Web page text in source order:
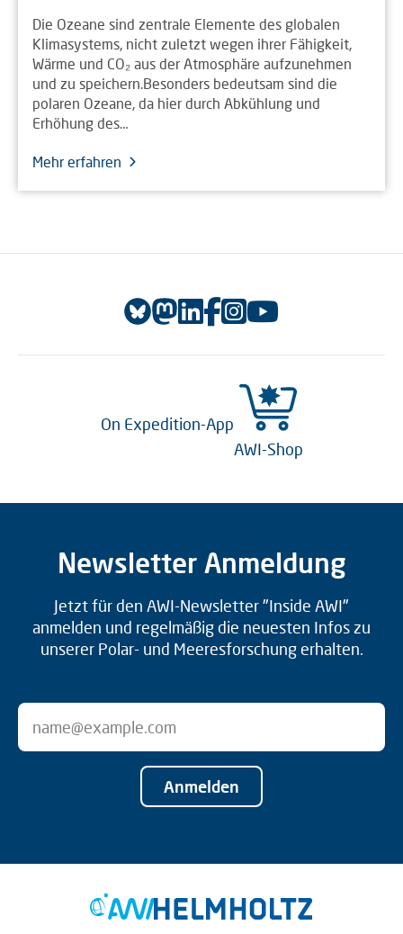
Die Ozeane sind zentrale Elemente des globalen
Klimasystems, nicht zuletzt wegen ihrer Fähigkeit,
Wärme und CO₂ aus der Atmosphäre aufzunehmen
und zu speichern.Besonders bedeutsam sind die
polaren Ozeane, da hier durch Abkühlung und
Erhöhung des…
Mehr erfahren
On Expedition-App
AWI-Shop
Newsletter Anmeldung
Jetzt für den AWI-Newsletter "Inside AWI"
anmelden und regelmäßig die neuesten Infos zu
unserer Polar- und Meeresforschung erhalten.
Anmelden